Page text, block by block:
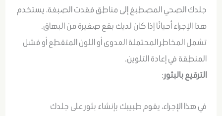
جلدك الصحي المصطبغ إلى مناطق فقدت الصبغة، يستخدم
هذا الإجراء أحيانًا إذا كان لديك بقع صغيرة من البهاق.
تشمل المخاطر المحتملة العدوى أو اللون المتقطع أو فشل
المنطقة في إعادة التلوين.
الترقيع بالبثور:
في هذا الإجراء، يقوم طبيبك بإنشاء بثور على جلدك